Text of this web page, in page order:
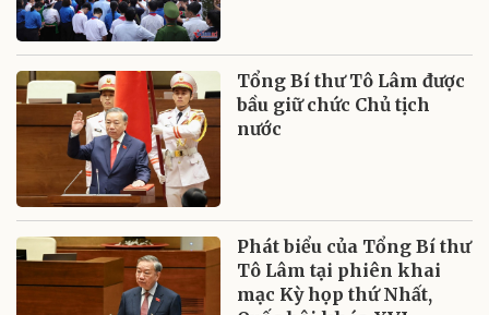
Tổng Bí thư Tô Lâm được
bầu giữ chức Chủ tịch
nước
Phát biểu của Tổng Bí thư
Tô Lâm tại phiên khai
mạc Kỳ họp thứ Nhất,